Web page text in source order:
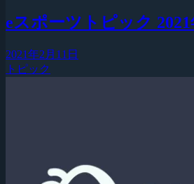
eスポーツトピック 2021
2021年2月11日
トピック